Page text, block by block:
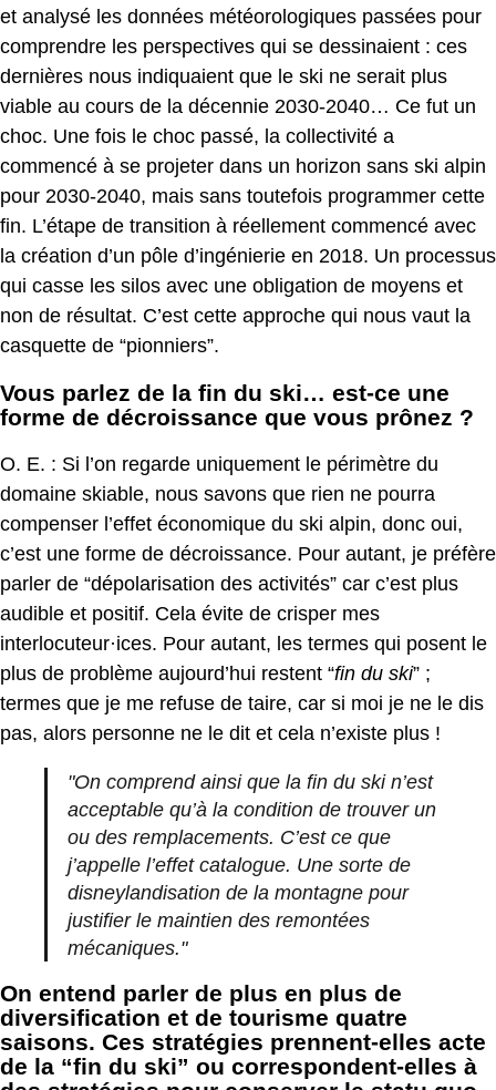
et analysé les données météorologiques passées pour
comprendre les perspectives qui se dessinaient : ces
dernières nous indiquaient que le ski ne serait plus
viable au cours de la décennie 2030-2040… Ce fut un
choc. Une fois le choc passé, la collectivité a
commencé à se projeter dans un horizon sans ski alpin
pour 2030-2040, mais sans toutefois programmer cette
fin. L’étape de transition à réellement commencé avec
la création d’un pôle d’ingénierie en 2018. Un processus
qui casse les silos avec une obligation de moyens et
non de résultat. C’est cette approche qui nous vaut la
casquette de “pionniers”.
Vous parlez de la fin du ski… est-ce une
forme de décroissance que vous prônez ?
O. E. : Si l’on regarde uniquement le périmètre du
domaine skiable, nous savons que rien ne pourra
compenser l’effet économique du ski alpin, donc oui,
c’est une forme de décroissance. Pour autant, je préfère
parler de “dépolarisation des activités” car c’est plus
audible et positif. Cela évite de crisper mes
interlocuteur·ices. Pour autant, les termes qui posent le
plus de problème aujourd’hui restent “fin du ski” ;
termes que je me refuse de taire, car si moi je ne le dis
pas, alors personne ne le dit et cela n’existe plus !
"On comprend ainsi que la fin du ski n’est
acceptable qu’à la condition de trouver un
ou des remplacements. C’est ce que
j’appelle l’effet catalogue. Une sorte de
disneylandisation de la montagne pour
justifier le maintien des remontées
mécaniques."
On entend parler de plus en plus de
diversification et de tourisme quatre
saisons. Ces stratégies prennent-elles acte
de la “fin du ski” ou correspondent-elles à